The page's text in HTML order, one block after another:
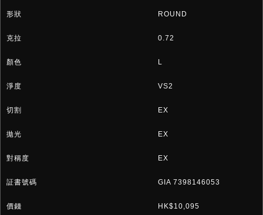
ROUND
0.72
L
VS2
EX
EX
EX
GIA 7398146053
HK$10,095